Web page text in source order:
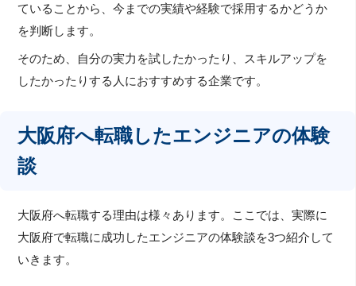
ていることから、今までの実績や経験で採用するかどうか
を判断します。
そのため、自分の実力を試したかったり、スキルアップを
したかったりする人におすすめする企業です。
大阪府へ転職したエンジニアの体験
談
大阪府へ転職する理由は様々あります。ここでは、実際に
大阪府で転職に成功したエンジニアの体験談を3つ紹介して
いきます。